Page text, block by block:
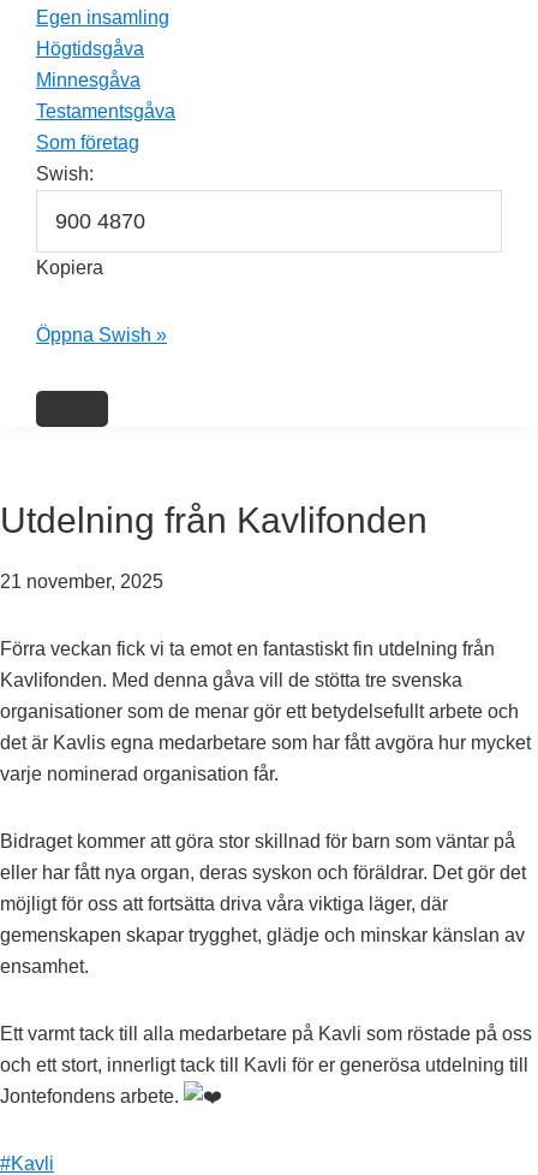
Egen insamling
Högtidsgåva
Minnesgåva
Testamentsgåva
Som företag
Swish:
Kopiera
Öppna Swish »
Utdelning från Kavlifonden
21 november, 2025
Förra veckan fick vi ta emot en fantastiskt fin utdelning från
Kavlifonden. Med denna gåva vill de stötta tre svenska
organisationer som de menar gör ett betydelsefullt arbete och
det är Kavlis egna medarbetare som har fått avgöra hur mycket
varje nominerad organisation får.
Bidraget kommer att göra stor skillnad för barn som väntar på
eller har fått nya organ, deras syskon och föräldrar. Det gör det
möjligt för oss att fortsätta driva våra viktiga läger, där
gemenskapen skapar trygghet, glädje och minskar känslan av
ensamhet.
Ett varmt tack till alla medarbetare på Kavli som röstade på oss
och ett stort, innerligt tack till Kavli för er generösa utdelning till
Jontefondens arbete.
#Kavli